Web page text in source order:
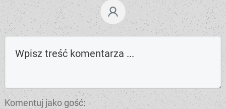
Komentuj jako gość: